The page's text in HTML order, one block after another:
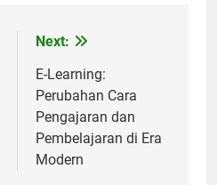
Next:
E-Learning:
Perubahan Cara
Pengajaran dan
Pembelajaran di Era
Modern